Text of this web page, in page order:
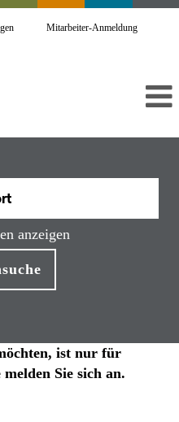
Mitarbeiter-Anmeldung
anzeigen
ist nur für
Sie sich an.